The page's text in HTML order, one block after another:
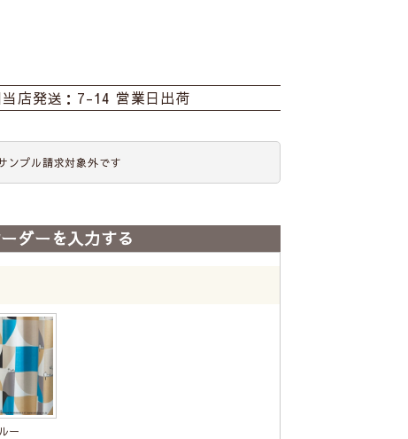
当店発送：7-14 営業日出荷
ンプル請求対象外です
ダーを入力する
ー